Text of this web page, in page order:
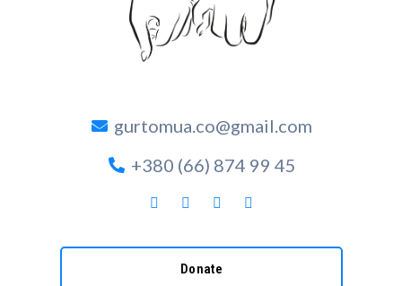
gurtomua.co@gmail.com
+380 (66) 874 99 45
Donate